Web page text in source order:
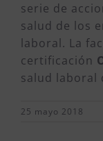
serie de
salud de los
laboral. La
certificación
salud laboral
25 mayo 2018